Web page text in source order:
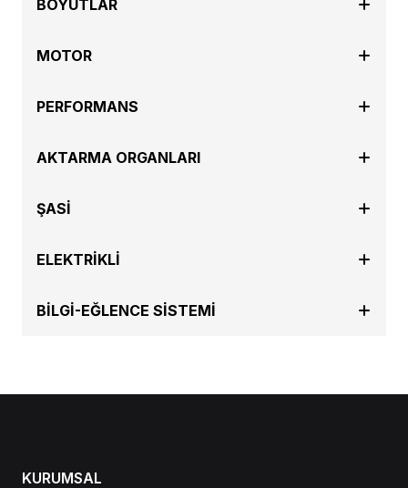
BOYUTLAR
MOTOR
PERFORMANS
AKTARMA ORGANLARI
ŞASİ
ELEKTRİKLİ
BİLGİ-EĞLENCE SİSTEMİ
KURUMSAL